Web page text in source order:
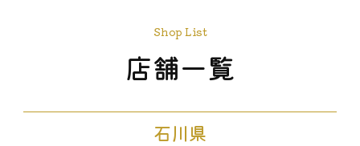
Shop List
店舗一覧
石川県